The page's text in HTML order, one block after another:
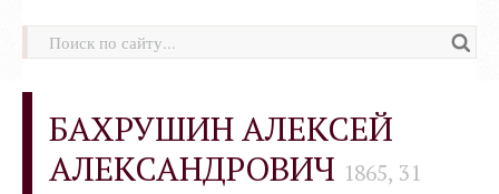
БАХРУШИН АЛЕКСЕЙ
АЛЕКСАНДРОВИЧ 1865, 31